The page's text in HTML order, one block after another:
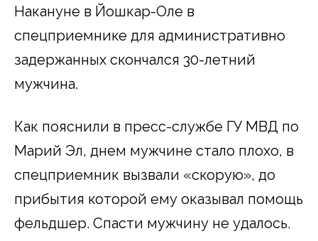
Накануне в Йошкар-Оле в
спецприемнике для административно
задержанных скончался 30-летний
мужчина.
Как пояснили в пресс-службе ГУ МВД по
Марий Эл, днем мужчине стало плохо, в
спецприемник вызвали «скорую», до
прибытия которой ему оказывал помощь
фельдшер. Спасти мужчину не удалось.